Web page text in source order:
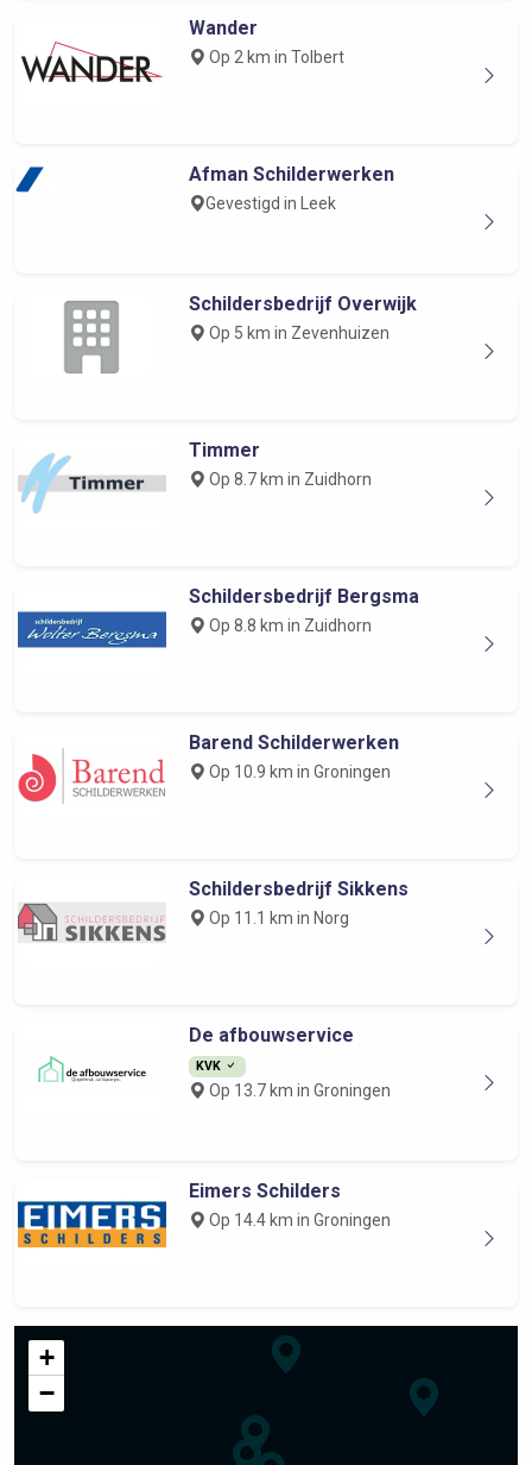
Wander
Op 2 km in Tolbert
Afman Schilderwerken
Gevestigd in Leek
Schildersbedrijf Overwijk
Op 5 km in Zevenhuizen
Timmer
Op 8.7 km in Zuidhorn
Schildersbedrijf Bergsma
Op 8.8 km in Zuidhorn
Barend Schilderwerken
Op 10.9 km in Groningen
Schildersbedrijf Sikkens
Op 11.1 km in Norg
De afbouwservice
KVK
Op 13.7 km in Groningen
Eimers Schilders
Op 14.4 km in Groningen
+
−